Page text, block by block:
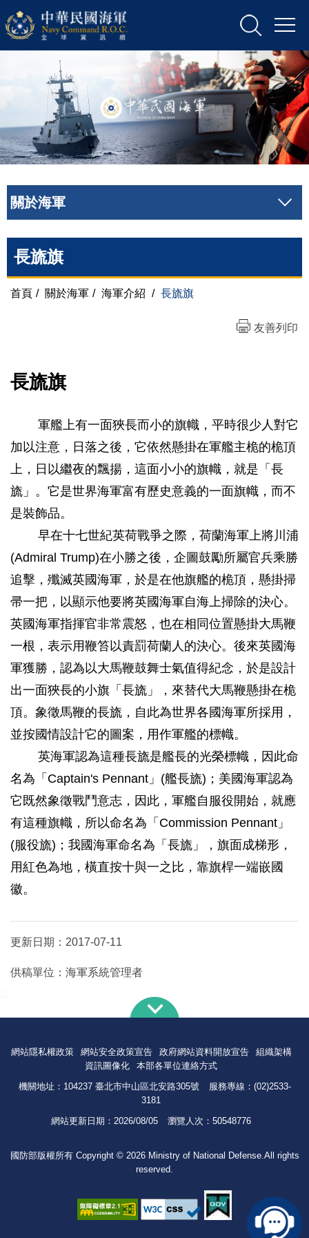
關於海軍
長旒旗
首頁 / 關於海軍 / 海軍介紹 / 長旒旗
友善列印
長旒旗
軍艦上有一面狹長而小的旗幟，平時很少人對它
加以注意，日落之後，它依然懸掛在軍艦主桅的桅頂
上，日以繼夜的飄揚，這面小小的旗幟，就是「長
旒」。它是世界海軍富有歷史意義的一面旗幟，而不
是裝飾品。
早在十七世紀英荷戰爭之際，荷蘭海軍上將川浦
(Admiral Trump)在小勝之後，企圖鼓勵所屬官兵乘勝
追擊，殲滅英國海軍，於是在他旗艦的桅頂，懸掛掃
帚一把，以顯示他要將英國海軍自海上掃除的決心。
英國海軍指揮官非常震怒，也在相同位置懸掛大馬鞭
一根，表示用鞭笞以責罰荷蘭人的決心。後來英國海
軍獲勝，認為以大馬鞭鼓舞士氣值得紀念，於是設計
出一面狹長的小旗「長旒」，來替代大馬鞭懸掛在桅
頂。象徵馬鞭的長旒，自此為世界各國海軍所採用，
並按國情設計它的圖案，用作軍艦的標幟。
英海軍認為這種長旒是艦長的光榮標幟，因此命
名為「Captain's Pennant」(艦長旒)；美國海軍認為
它既然象徵戰鬥意志，因此，軍艦自服役開始，就應
有這種旗幟，所以命名為「Commission Pennant」
(服役旒)；我國海軍命名為「長旒」，旗面成梯形，
用紅色為地，橫直按十與一之比，靠旗桿一端嵌國
徽。
更新日期： 2017-07-11
供稿單位： 海軍系統管理者
網站隱私權政策 網站安全政策宣告 政府網站資料開放宣告
組織架構
資訊圖像化
本部各單位連絡方式
機關地址：104237 臺北市中山區北安路305號
服務專線：(02)2533-
3181
網站更新日期： 2026/08/05 瀏覽人次： 50548776
國防部版權所有 Copyright © 2026 Ministry of National Defense.All rights
reserved.